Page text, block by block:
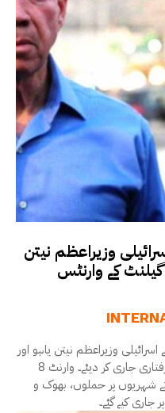
وزیراعظم نیتن
کے وارنٹس
وزیراعظم نیتن یاہو اور
سابق وزیرِ دفاع یوو گیلنٹ کے وارنٹس گرفتاری جاری کر دیئے۔ وارنٹ 8
سے 20 مئی 2024 تک نہتے شہریوں پر حملوں، بھوک و
جاری کیے گئے۔